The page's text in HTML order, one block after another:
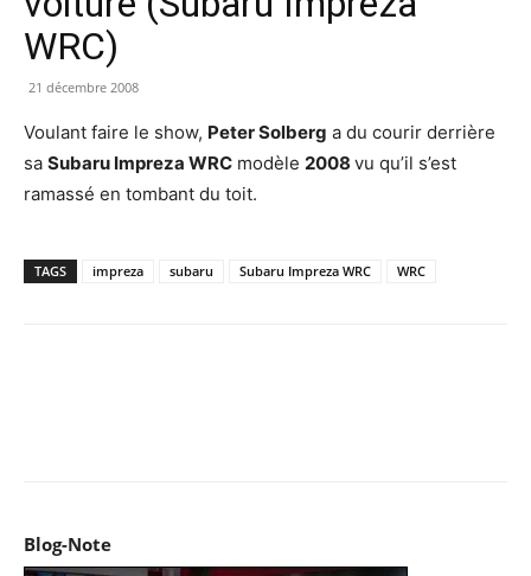
WRC)
21 décembre 2008
Voulant faire le show, Peter Solberg a du courir derrière
sa Subaru Impreza WRC modèle 2008 vu qu’il s’est
ramassé en tombant du toit.
TAGS impreza subaru Subaru Impreza WRC WRC
Blog-Note